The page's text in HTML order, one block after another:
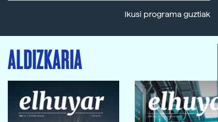
Ikusi programa guztiak
ALDIZKARIA